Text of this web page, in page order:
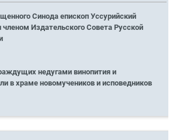
Синода епископ Уссурийский
членом Издательского Совета Русской
недугами винопития и
в храме новомучеников и исповедников